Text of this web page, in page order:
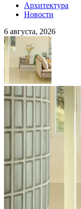
Архитектура
Новости
6 августа, 2026